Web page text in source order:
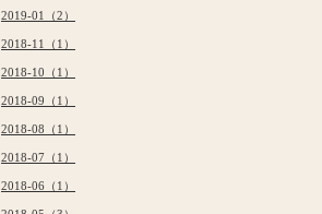
2019-01（2）
2018-11（1）
2018-10（1）
2018-09（1）
2018-08（1）
2018-07（1）
2018-06（1）